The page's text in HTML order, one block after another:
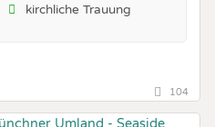
kirchliche Trauung
104